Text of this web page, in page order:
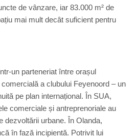
de vânzare, iar 83.000 m² de
mai mult decât suficient pentru
un parteneriat între orașul
a clubului Feyenoord – un
pe plan internațional. În SUA,
comerciale și antreprenoriale au
dezvoltării urbane. În Olanda,
în fază incipientă. Potrivit lui